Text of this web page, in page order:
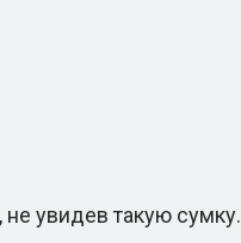
увидев такую сумку.